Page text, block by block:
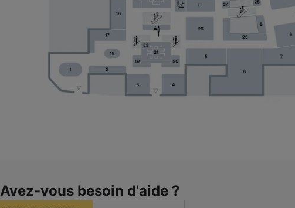
Avez-vous besoin d'aide ?